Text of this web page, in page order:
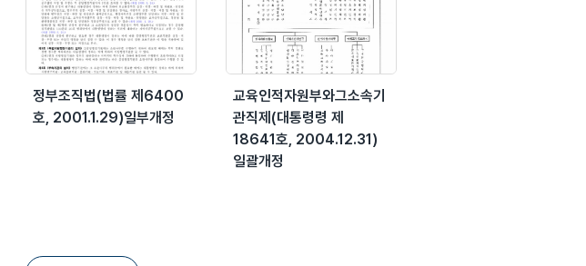
정부조직법(법률 제6400
호, 2001.1.29)일부개정
교육인적자원부와그소속기
관직제(대통령령 제
18641호, 2004.12.31)
일괄개정